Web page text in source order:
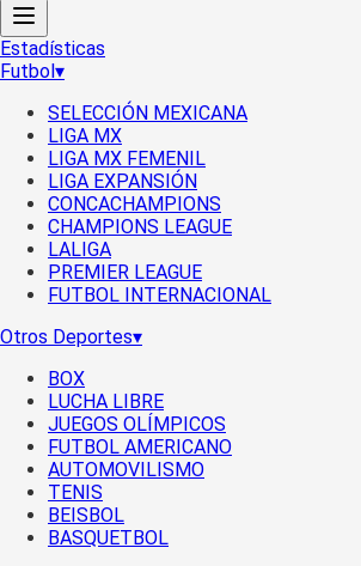
Estadísticas
Futbol▾
SELECCIÓN MEXICANA
LIGA MX
LIGA MX FEMENIL
LIGA EXPANSIÓN
CONCACHAMPIONS
CHAMPIONS LEAGUE
LALIGA
PREMIER LEAGUE
FUTBOL INTERNACIONAL
Otros Deportes▾
BOX
LUCHA LIBRE
JUEGOS OLÍMPICOS
FUTBOL AMERICANO
AUTOMOVILISMO
TENIS
BEISBOL
BASQUETBOL